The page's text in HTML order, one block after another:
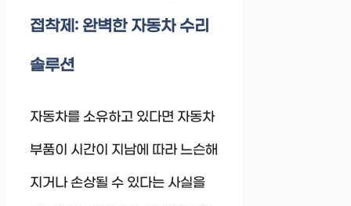
접착제: 완벽한 자동차 수리
솔루션
자동차를 소유하고 있다면 자동차
부품이 시간이 지남에 따라 느슨해
지거나 손상될 수 있다는 사실을